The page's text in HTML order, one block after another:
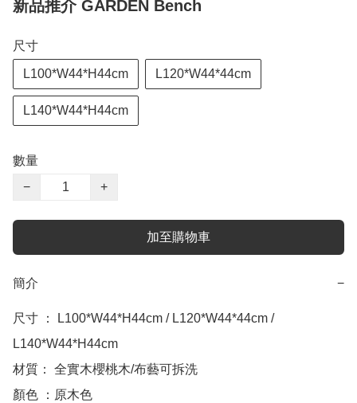
新品推介 GARDEN Bench
尺寸
L100*W44*H44cm L120*W44*44cm
L140*W44*H44cm
數量
−
+
加至購物車
簡介 −
尺寸 ： L100*W44*H44cm / L120*W44*44cm /
L140*W44*H44cm
材質： 全實木櫻桃木/布藝可拆洗
顏色 ：原木色